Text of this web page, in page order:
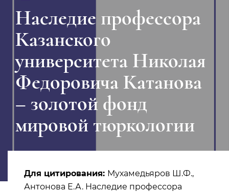
Наследие профессора
Казанского
университета Николая
Федоровича Катанова
– золотой фонд
мировой тюркологии
Для цитирования: Мухамедьяров Ш.Ф.,
Антонова Е.А. Наследие профессора